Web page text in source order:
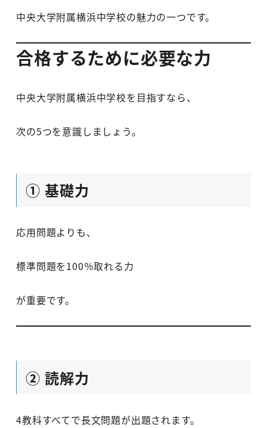
中央大学附属横浜中学校の魅力の一つです。
合格するために必要な力
中央大学附属横浜中学校を目指すなら、
次の5つを意識しましょう。
① 基礎力
応用問題よりも、
標準問題を100％取れる力
が重要です。
② 読解力
4教科すべてで長文問題が出題されます。